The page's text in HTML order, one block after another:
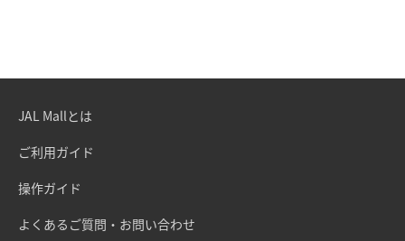
JAL Mallとは
ご利用ガイド
操作ガイド
よくあるご質問・お問い合わせ